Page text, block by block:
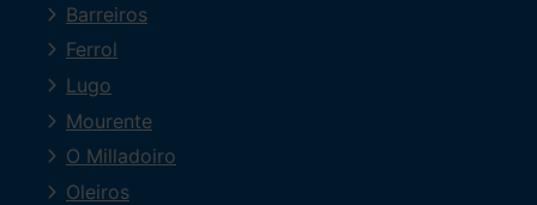
Barreiros
Ferrol
Lugo
Mourente
O Milladoiro
Oleiros